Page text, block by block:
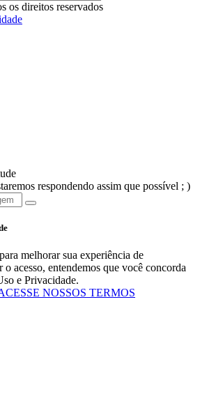
os direitos reservados
respondendo assim que possível ; )
melhorar sua experiência de
acesso, entendemos que você concorda
e Privacidade.
NOSSOS TERMOS